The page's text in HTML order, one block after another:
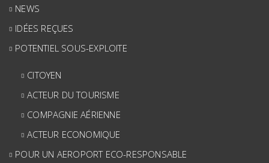
NEWS
IDÉES REÇUES
POTENTIEL SOUS-EXPLOITE
CITOYEN
ACTEUR DU TOURISME
COMPAGNIE AÉRIENNE
ACTEUR ECONOMIQUE
POUR UN AEROPORT ECO-RESPONSABLE